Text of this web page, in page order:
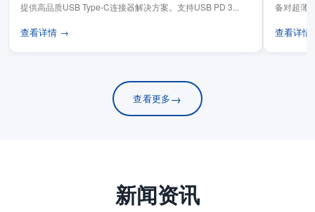
提供高品质USB Type-C连接器解决方案。支持USB PD 3...
查看详情 →
备对超薄
查看详
查看更多→
新闻资讯